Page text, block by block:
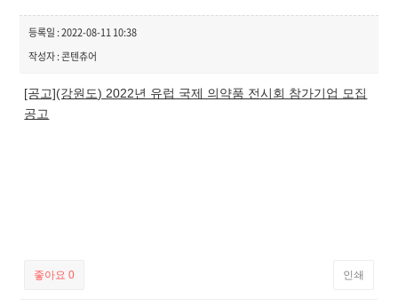
등록일 : 2022-08-11 10:38
작성자 : 콘텐츄어
[공고](강원도) 2022년 유럽 국제 의약품 전시회 참가기업 모집
공고
좋아요0 인쇄